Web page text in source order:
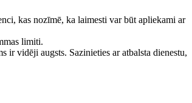
kas nozīmē, ka laimesti var būt apliekami ar
limiti.
vidēji augsts. Sazinieties ar atbalsta dienestu,